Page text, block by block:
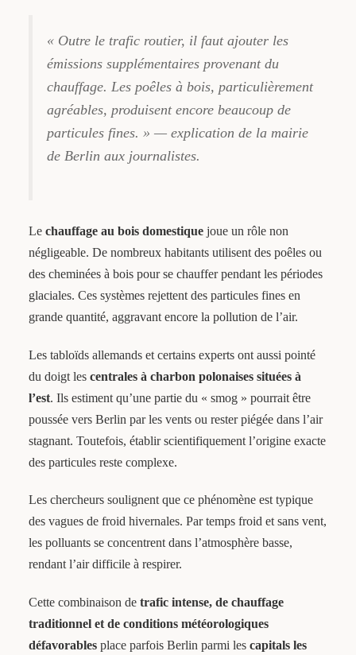
« Outre le trafic routier, il faut ajouter les
émissions supplémentaires provenant du
chauffage. Les poêles à bois, particulièrement
agréables, produisent encore beaucoup de
particules fines. » — explication de la mairie
de Berlin aux journalistes.
Le chauffage au bois domestiquejoue un rôle non
négligeable. De nombreux habitants utilisent des poêles ou
des cheminées à bois pour se chauffer pendant les périodes
glaciales. Ces systèmes rejettent des particules fines en
grande quantité, aggravant encore la pollution de l’air.
Les tabloïds allemands et certains experts ont aussi pointé
du doigt les centrales à charbon polonaises situées à
l’est. Ils estiment qu’une partie du « smog » pourrait être
poussée vers Berlin par les vents ou rester piégée dans l’air
stagnant. Toutefois, établir scientifiquement l’origine exacte
des particules reste complexe.
Les chercheurs soulignent que ce phénomène est typique
des vagues de froid hivernales. Par temps froid et sans vent,
les polluants se concentrent dans l’atmosphère basse,
rendant l’air difficile à respirer.
Cette combinaison de trafic intense, de chauffage
traditionnel et de conditions météorologiques
défavorablesplace parfois Berlin parmi les capitals les